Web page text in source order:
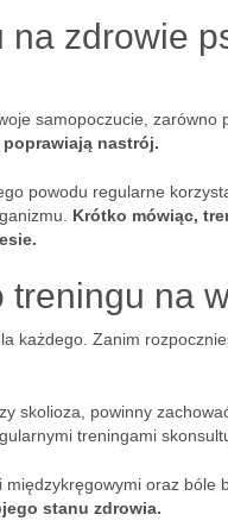
na zdrowie
samopoczucie, zarówno
nastrój.
powodu regularne
Krótko mówiąc,
na
każdego. Zanim
skolioza, powinny
treningami
oraz bóle
stanu zdrowia.